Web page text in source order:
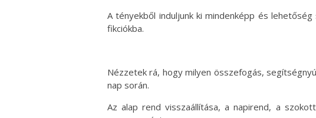
A tényekből induljunk ki mindenképp és
fikciókba.
Nézzetek rá, hogy milyen összefogás,
nap során.
Az alap rend visszaállítása, a napirend, a